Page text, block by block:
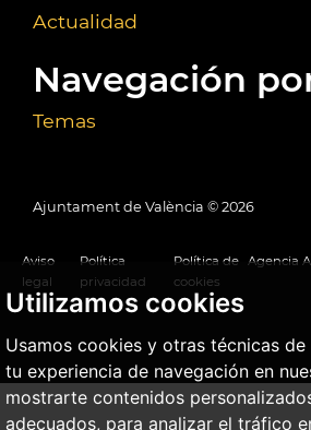
Utilizamos cookies
Usamos cookies y otras técnicas
tu experiencia de navegación en
mostrarte contenidos
adecuados, para analizar el tráfico
Actualidad
Navegación
Temas
Ajuntament de València © 2026
Aviso
legal
Política
privacidad
Política de
cookies
Agencia